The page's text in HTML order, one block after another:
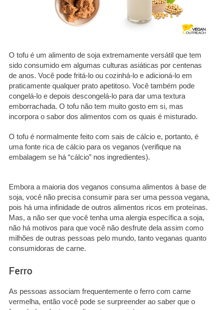
O tofu é um alimento de soja extremamente versátil que tem
sido consumido em algumas culturas asiáticas por centenas
de anos. Você pode fritá-lo ou cozinhá-lo e adicioná-lo em
praticamente qualquer prato apetitoso. Você também pode
congelá-lo e depois descongelá-lo para dar uma textura
emborrachada. O tofu não tem muito gosto em si, mas
incorpora o sabor dos alimentos com os quais é misturado.
O tofu é normalmente feito com sais de cálcio e, portanto, é
uma fonte rica de cálcio para os veganos (verifique na
embalagem se há “cálcio” nos ingredientes).
Embora a maioria dos veganos consuma alimentos à base de
soja, você não precisa consumir para ser uma pessoa vegana,
pois há uma infinidade de outros alimentos ricos em proteínas.
Mas, a não ser que você tenha uma alergia específica a soja,
não há motivos para que você não desfrute dela assim como
milhões de outras pessoas pelo mundo, tanto veganas quanto
consumidoras de carne.
Ferro
As pessoas associam frequentemente o ferro com carne
vermelha, então você pode se surpreender ao saber que o